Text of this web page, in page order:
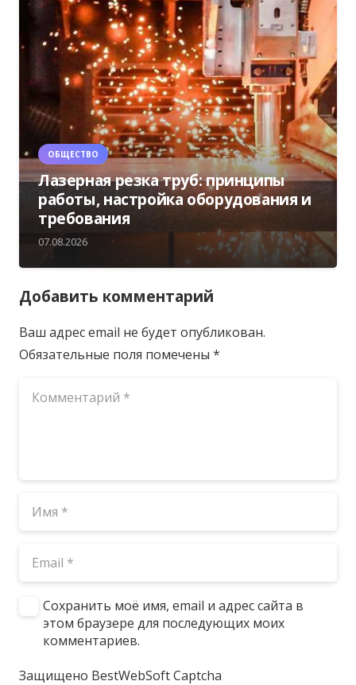
ОБЩЕСТВО
Лазерная резка труб: принципы
работы, настройка оборудования и
требования
07.08.2026
Добавить комментарий
Ваш адрес email не будет опубликован.
Обязательные поля помечены *
Сохранить моё имя, email и адрес сайта в
этом браузере для последующих моих
комментариев.
Защищено BestWebSoft Captcha